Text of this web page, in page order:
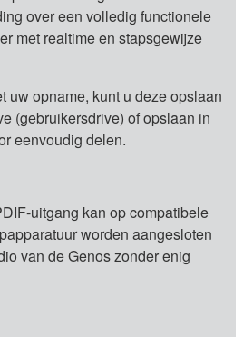
over een volledig functionele
met realtime en stapsgewijze
uw opname, kunt u deze opslaan
(gebruikersdrive) of opslaan in
eenvoudig delen.
uitgang kan op compatibele
worden aangesloten
van de Genos zonder enig